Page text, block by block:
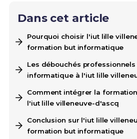
Dans cet article
Pourquoi choisir l'iut lille
formation but informatique
Les débouchés
informatique à l'iut lille
Comment intégrer la
l'iut lille villeneuve-d'ascq
Conclusion sur l'iut lille
formation but informatique